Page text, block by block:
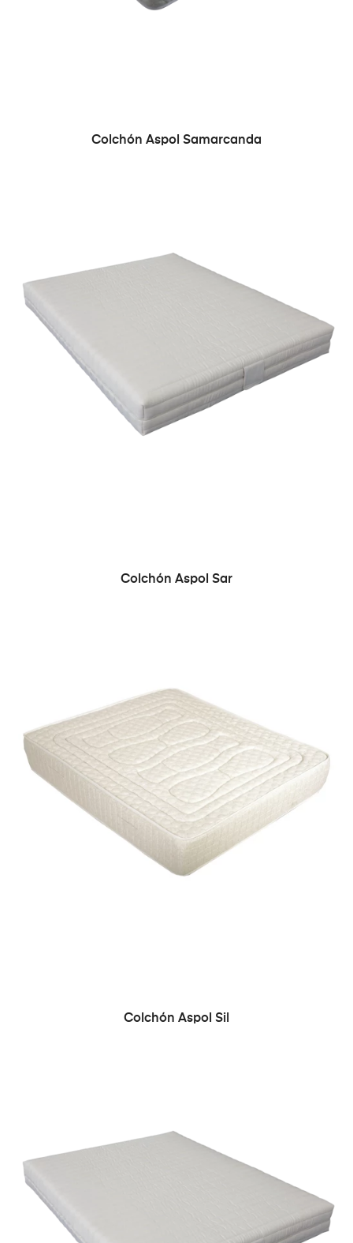
Colchón Aspol Samarcanda
Colchón Aspol Sar
Colchón Aspol Sil